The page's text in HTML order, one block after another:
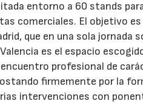
entorno a 60 stands
comerciales. El objetivo
que en una sola jornada
es el espacio
profesional de
firmemente por la
intervenciones con